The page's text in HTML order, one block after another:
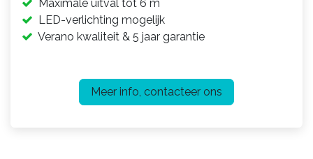
Maximale uitval tot 6 m
LED-verlichting mogelijk
Verano kwaliteit & 5 jaar garantie
Meer info, contacteer ons